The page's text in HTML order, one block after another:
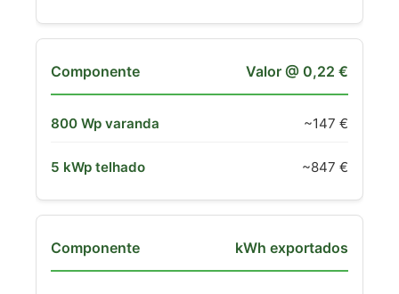
Valor @ 0,22 €
~147 €
~847 €
kWh exportados